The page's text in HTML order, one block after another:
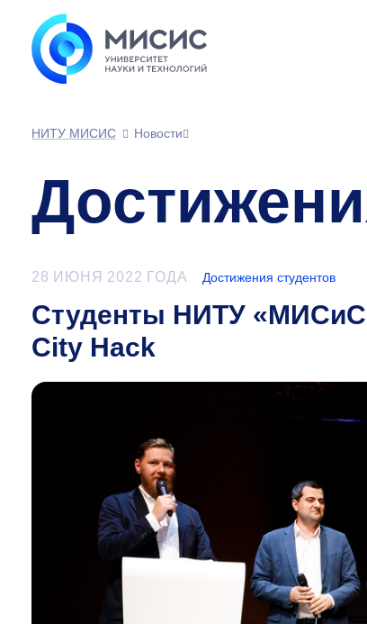
НИТУ МИСИС Новости
28 ИЮНЯ 2022 ГОДА Достижения студентов
Студенты НИТУ
City Hack